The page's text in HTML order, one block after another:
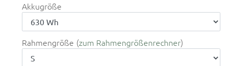
Akkugröße
Rahmengröße zum Rahmengrößenrechner